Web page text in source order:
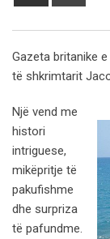
Gazeta britanike
të shkrimtarit
Një vend me
histori
intriguese,
mikëpritje të
pakufishme
dhe surpriza
të pafundme.